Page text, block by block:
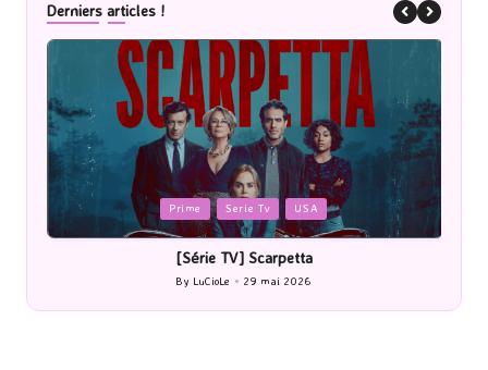
Derniers articles !
Posted
in
Prime Serie Tv USA
[Série TV] Scarpetta
Posted
by
By LuCioLe 29 mai 2026